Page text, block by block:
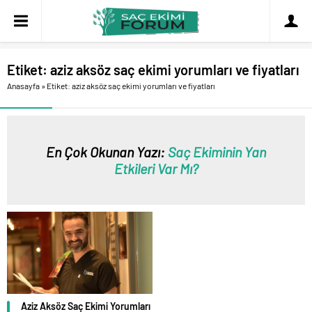
Etiket: aziz aksöz saç ekimi yorumları ve fiyatları
Anasayfa » Etiket: aziz aksöz saç ekimi yorumları ve fiyatları
En Çok Okunan Yazı: Saç Ekiminin Yan
Etkileri Var Mı?
Aziz Aksöz Saç Ekimi Yorumları